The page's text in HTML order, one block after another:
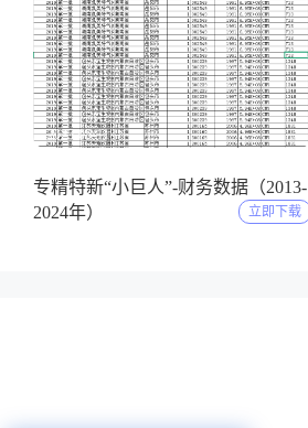
2025-05-11
专精特新“小巨人”-财务数据（2013-
2024年）
立即下载